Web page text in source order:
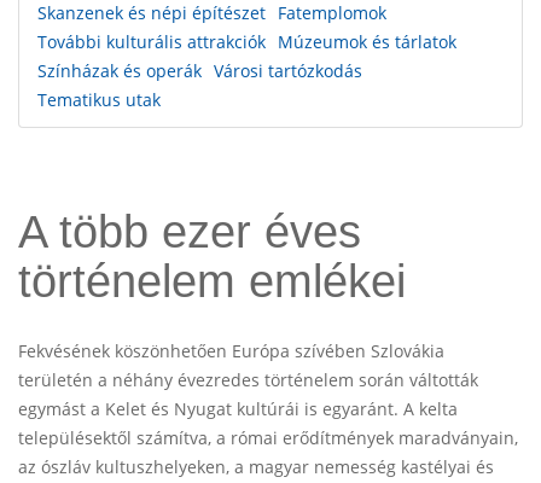
Skanzenek és népi építészet Fatemplomok
További kulturális attrakciók Múzeumok és tárlatok
Színházak és operák Városi tartózkodás
Tematikus utak
A több ezer éves
történelem emlékei
Fekvésének köszönhetően Európa szívében Szlovákia
területén a néhány évezredes történelem során váltották
egymást a Kelet és Nyugat kultúrái is egyaránt. A kelta
településektől számítva, a római erődítmények maradványain,
az ószláv kultuszhelyeken, a magyar nemesség kastélyai és